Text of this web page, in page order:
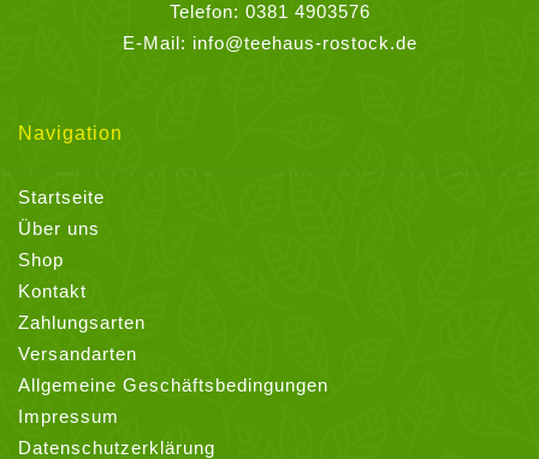
Telefon: 0381 4903576
E-Mail: info@teehaus-rostock.de
Navigation
Startseite
Über uns
Shop
Kontakt
Zahlungsarten
Versandarten
Allgemeine Geschäftsbedingungen
Impressum
Datenschutzerklärung